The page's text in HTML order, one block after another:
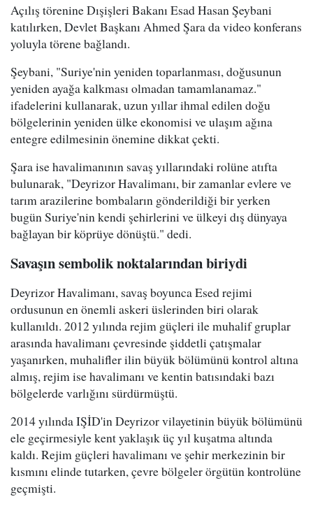
Açılış törenine Dışişleri Bakanı Esad Hasan Şeybani
katılırken, Devlet Başkanı Ahmed Şara da video konferans
yoluyla törene bağlandı.
Şeybani, "Suriye'nin yeniden toparlanması, doğusunun
yeniden ayağa kalkması olmadan tamamlanamaz."
ifadelerini kullanarak, uzun yıllar ihmal edilen doğu
bölgelerinin yeniden ülke ekonomisi ve ulaşım ağına
entegre edilmesinin önemine dikkat çekti.
Şara ise havalimanının savaş yıllarındaki rolüne atıfta
bulunarak, "Deyrizor Havalimanı, bir zamanlar evlere ve
tarım arazilerine bombaların gönderildiği bir yerken
bugün Suriye'nin kendi şehirlerini ve ülkeyi dış dünyaya
bağlayan bir köprüye dönüştü." dedi.
Savaşın sembolik noktalarından biriydi
Deyrizor Havalimanı, savaş boyunca Esed rejimi
ordusunun en önemli askeri üslerinden biri olarak
kullanıldı. 2012 yılında rejim güçleri ile muhalif gruplar
arasında havalimanı çevresinde şiddetli çatışmalar
yaşanırken, muhalifler ilin büyük bölümünü kontrol altına
almış, rejim ise havalimanı ve kentin batısındaki bazı
bölgelerde varlığını sürdürmüştü.
2014 yılında IŞİD'in Deyrizor vilayetinin büyük bölümünü
ele geçirmesiyle kent yaklaşık üç yıl kuşatma altında
kaldı. Rejim güçleri havalimanı ve şehir merkezinin bir
kısmını elinde tutarken, çevre bölgeler örgütün kontrolüne
geçmişti.